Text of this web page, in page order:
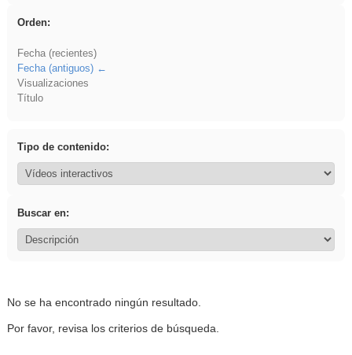
Orden:
Fecha (recientes)
Fecha (antiguos)
Visualizaciones
Título
Tipo de contenido:
Buscar en:
No se ha encontrado ningún resultado.
Por favor, revisa los criterios de búsqueda.